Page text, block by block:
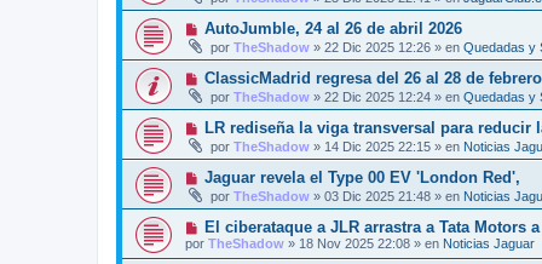
a
e
e
n
s
a
e
e
o
m
e
n
s
a
e
N
e
o
m
e
s
a
e
AutoJumble, 24 al 26 de abril 2026
por TheShadow » 22 Dic 2025 12:26 » en Quedadas y
N
e
v
o
m
e
n
s
a
e
ClassicMadrid regresa del 26 al 28 de
por TheShadow » 22 Dic 2025 12:24 » en Quedadas y
N
e
o
m
e
s
a
LR rediseña la viga transversal para reducir
por TheShadow » 14 Dic 2025 22:15 » en Noticias
N
e
v
o
m
Jaguar revela el Type 00 EV 'London Red',
por TheShadow » 03 Dic 2025 21:48 » en Noticias
N
u
e
El ciberataque a JLR arrastra a Tata Motors
por TheShadow » 18 Nov 2025 22:08 » en Noticias Jaguar